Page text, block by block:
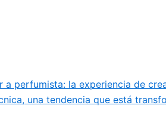
a perfumista: la experiencia de
una tendencia que está